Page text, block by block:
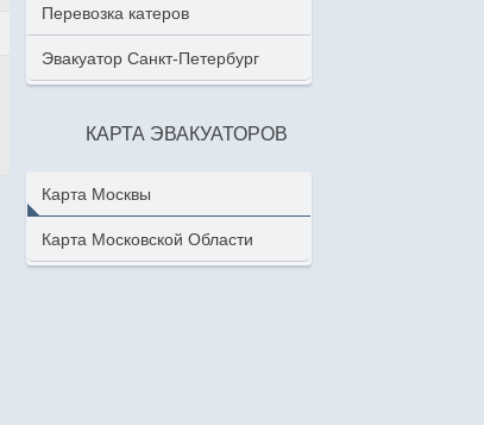
Перевозка катеров
Эвакуатор Санкт-Петербург
КАРТА ЭВАКУАТОРОВ
Карта Москвы
Карта Московской Области